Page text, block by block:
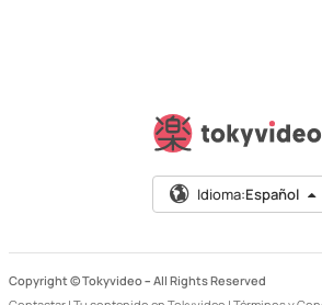
Idioma:Español
Copyright © Tokyvideo – All Rights Reserved